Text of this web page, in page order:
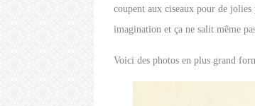
coupent aux ciseaux pour de
imagination et ça ne salit même
Voici des photos en plus grand